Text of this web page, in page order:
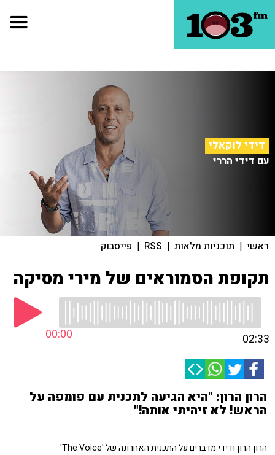
דידי לוקאלי
עם דידי הררי
ראשי | תוכניות מלאות |
RSS
| פייסבוק
תקופת הסמוראים של מירי מסיקה
00:00 02:33
הרון הרון: "היא הגיעה לתכנית עם פומפה על
הראש! לא זיהיתי אותה!"
הרון הרון ודידי מדברים על התכנית האחרונה של 'The Voice'